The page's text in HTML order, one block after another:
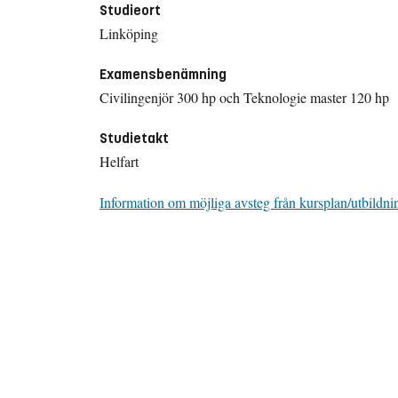
Studieort
Linköping
Examensbenämning
Civilingenjör 300 hp och Teknologie master 120 hp
Studietakt
Helfart
Information om möjliga avsteg från kursplan/